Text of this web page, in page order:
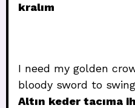
kralım
I need my golden
bloody sword to swing
Altın keder tacıma